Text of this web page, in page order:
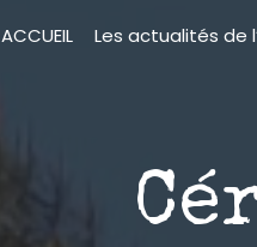
ACCUEIL Les actualités de